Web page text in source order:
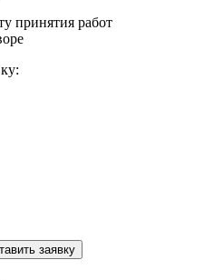
принятия работ
заявку